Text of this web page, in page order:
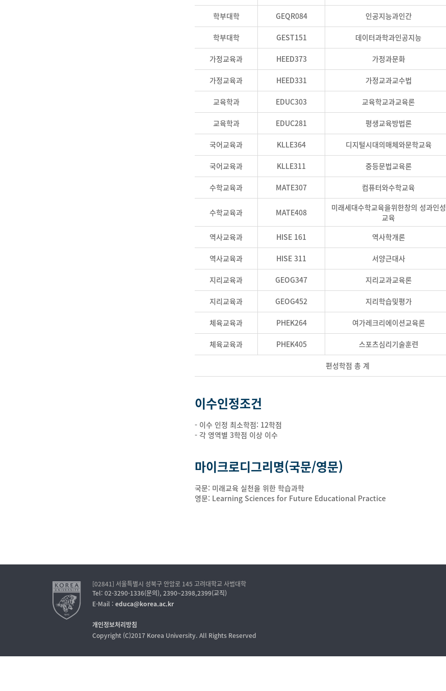
학부대학 GEQR084 인공지능과인간
학부대학 GEST151 데이터과학과인공지능
가정교육과 HEED373 가정과문화
가정교육과 HEED331 가정교과교수법
교육학과 EDUC303 교육학교과교육론
교육학과 EDUC281 평생교육방법론
국어교육과 KLLE364 디지털시대의매체와문학교육
국어교육과 KLLE311 중등문법교육론
수학교육과 MATE307 컴퓨터와수학교육
수학교육과 MATE408
미래세대수학교육을위한창의 성과인성
교육
역사교육과 HISE 161 역사학개론
역사교육과 HISE 311 서양근대사
지리교육과 GEOG347 지리교과교육론
지리교육과 GEOG452 지리학습및평가
체육교육과 PHEK264 여가레크리에이션교육론
체육교육과 PHEK405 스포츠심리기술훈련
편성학점 총 계
이수인정조건
- 이수 인정 최소학점: 12학점
- 각 영역별 3학점 이상 이수
마이크로디그리명(국문/영문)
국문: 미래교육 실천을 위한 학습과학
영문: Learning Sciences for Future Educational Practice
[02841] 서울특별시 성북구 안암로 145 고려대학교 사범대학
Tel: 02-3290-1336(문의), 2390~2398,2399(교직)
E-Mail : educa@korea.ac.kr
개인정보처리방침
Copyright (C)2017 Korea University. All Rights Reserved